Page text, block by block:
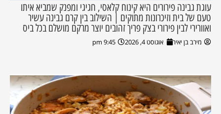
עוגת גבינה פירורים היא קינוח קלאסי, חגיגי ומפנק שמביא איתו
טעם של בית וזיכרונות מתוקים | השילוב בין קרם גבינה עשיר
ואוורירי לבין פירורי בצק פריך זהובים יוצר מרקם מושלם בכל ביס
מירב בן יאיר אוגוסט 4, 2026 9:45 pm